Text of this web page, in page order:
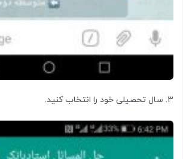
3. سال تحصیلی خود را انتخاب کنید.